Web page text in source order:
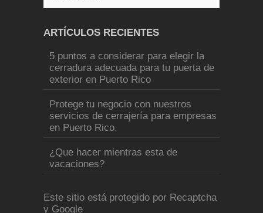
ARTÍCULOS RECIENTES
5 puntos a considerar para elegir la
cerradura adecuada para tu puerta de
exterior en Puerto Rico
Protege tu negocio con nuestros
servicios de cerrajería para empresas
en Puerto Rico.
¿Que hacer mientras esta de
vacaciones?
Este sitio está protegido por Recaptcha
y Google